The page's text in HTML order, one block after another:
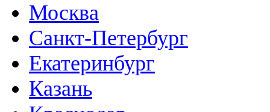
Москва
Санкт-Петербург
Екатеринбург
Казань